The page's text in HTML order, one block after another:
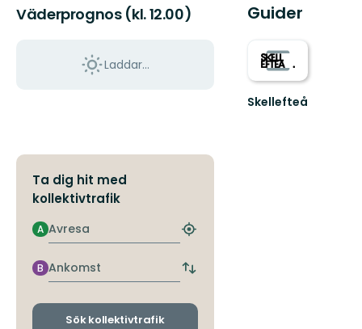
Väderprognos (kl. 12.00)
Laddar...
Ta dig hit med
kollektivtrafik
Avresa
A
Hitta
hållplats
Ankomst
B
Byt
och
Sök kollektivtrafik
Guider
Skellefteå